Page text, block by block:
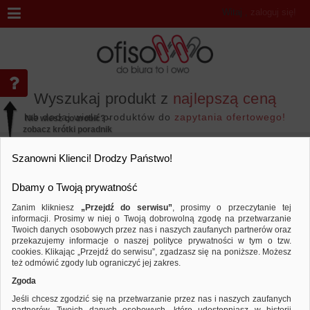
Wyszukaj produkt z najlepszą ceną
lub dodaj wiele produktów do zapytania ofertowego!
Witaj ,
Marka Q-CONNECT
Porównaj Sortuj według
Nie wiesz co zrobić? -
zobacz krótki poradnik
Szanowni Klienci! Drodzy Państwo!
Dbamy o Twoją prywatność
Zanim klikniesz „Przejdź do serwisu”, prosimy o przeczytanie tej
informacji. Prosimy w niej o Twoją dobrowolną zgodę na przetwarzanie
Twoich danych osobowych przez nas i naszych zaufanych partnerów oraz
przekazujemy informacje o naszej polityce prywatności w tym o tzw.
cookies. Klikając „Przejdź do serwisu”, zgadzasz się na poniższe. Możesz
też odmówić zgody lub ograniczyć jej zakres.
Zgoda
Jeśli chcesz zgodzić się na przetwarzanie przez nas i naszych zaufanych